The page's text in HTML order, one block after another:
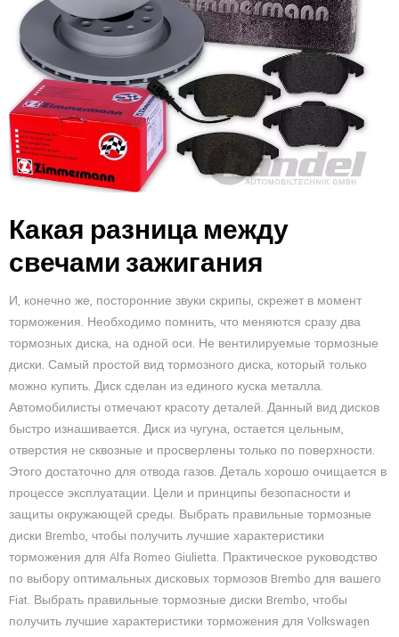
Какая разница между
свечами зажигания
И, конечно же, посторонние звуки скрипы, скрежет в момент
торможения. Необходимо помнить, что меняются сразу два
тормозных диска, на одной оси. Не вентилируемые тормозные
диски. Самый простой вид тормозного диска, который только
можно купить. Диск сделан из единого куска металла.
Автомобилисты отмечают красоту деталей. Данный вид дисков
быстро изнашивается. Диск из чугуна, остается цельным,
отверстия не сквозные и просверлены только по поверхности.
Этого достаточно для отвода газов. Деталь хорошо очищается в
процессе эксплуатации. Цели и принципы безопасности и
защиты окружающей среды. Выбрать правильные тормозные
диски Brembo, чтобы получить лучшие характеристики
торможения для Alfa Romeo Giulietta. Практическое руководство
по выбору оптимальных дисковых тормозов Brembo для вашего
Fiat. Выбрать правильные тормозные диски Brembo, чтобы
получить лучшие характеристики торможения для Volkswagen